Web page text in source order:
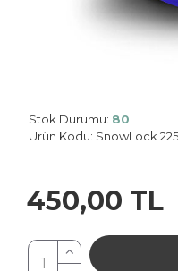
Stok Durumu: 80
Ürün Kodu: SnowLock
450,00 TL
Planet: 0